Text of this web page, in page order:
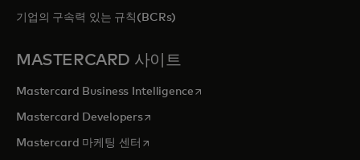
기업의 구속력 있는 규칙(BCRs)
MASTERCARD 사이트
Mastercard Business Intelligence새 탭에서 열림
Mastercard Developers새 탭에서 열림
Mastercard 마케팅 센터 새 탭에서 열림